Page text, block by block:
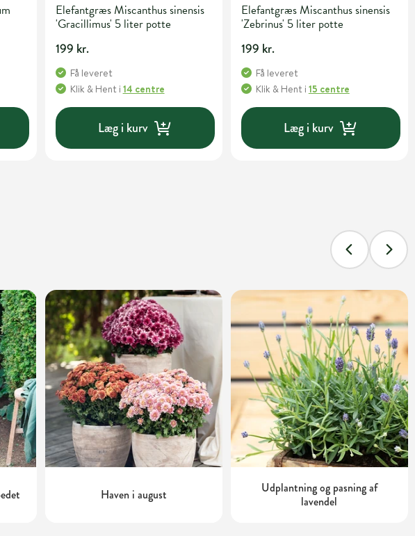
Elefantgræs Miscanthus sinensis
'Gracillimus' 5 liter potte
199 kr.
Få leveret
Klik & Hent i 14 centre
Læg i kurv
Elefantgræs Miscanthus sinensis
'Zebrinus' 5 liter potte
199 kr.
Få leveret
Klik & Hent i 15 centre
Læg i kurv
Haven i august
Udplantning og pasning af
lavendel